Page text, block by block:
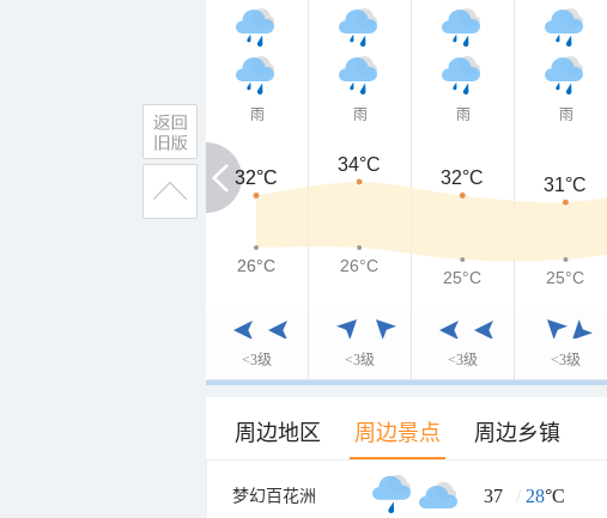
雨
<3级
雨
<3级
雨
<3级
雨
<3级
32°C
32°C
34°C
32°C 31°C
26°C
26°C 26°C
25°C 25°C
周边地区 周边景点 周边乡镇
梦幻百花洲 37 / 28°C